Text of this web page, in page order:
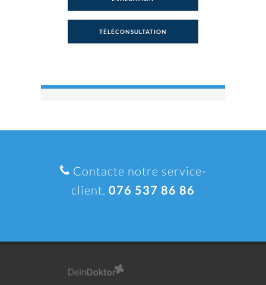
TÉLÉCONSULTATION
Contacte notre service-
client. 076 537 86 86